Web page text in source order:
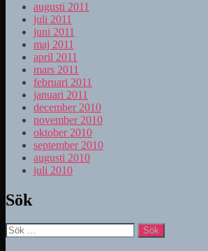
augusti 2011
juli 2011
juni 2011
maj 2011
april 2011
mars 2011
februari 2011
januari 2011
december 2010
november 2010
oktober 2010
september 2010
augusti 2010
juli 2010
Sök
Sök
efter: